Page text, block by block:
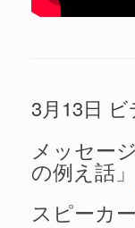
3月13日
メッセー
の例え話」
スピーカ